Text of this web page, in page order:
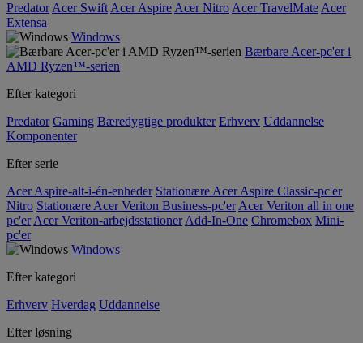
Predator Acer Swift Acer Aspire Acer Nitro Acer TravelMate Acer
Extensa
Windows
Bærbare Acer-pc'er i
AMD Ryzen™-serien
Efter kategori
Predator Gaming Bæredygtige produkter Erhverv Uddannelse
Komponenter
Efter serie
Acer Aspire-alt-i-én-enheder Stationære Acer Aspire Classic-pc'er
Nitro Stationære Acer Veriton Business-pc'er Acer Veriton all in one
pc'er Acer Veriton-arbejdsstationer Add-In-One Chromebox Mini-
pc'er
Windows
Efter kategori
Erhverv Hverdag Uddannelse
Efter løsning